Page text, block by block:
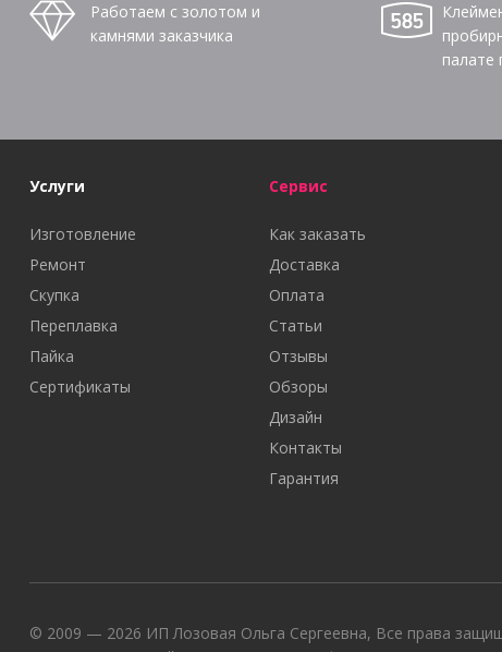
Работаем с золотом и
камнями заказчика
палате
Услуги
Изготовление
Ремонт
Скупка
Переплавка
Пайка
Сертификаты
Сервис
Как заказать
Доставка
Оплата
Статьи
Отзывы
Обзоры
Дизайн
Контакты
Гарантия
© 2009 — 2026 ИП Лозовая Ольга Сергеевна, Все права